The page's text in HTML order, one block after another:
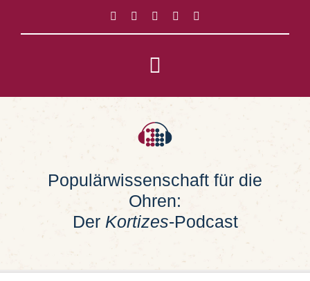
springen
Toggle
Navigation
Impressum
Populärwissenschaft für die
Ohren:
Der Kortizes-Podcast